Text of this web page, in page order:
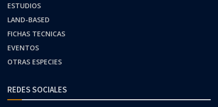
ESTUDIOS
LAND-BASED
FICHAS TECNICAS
EVENTOS
OTRAS ESPECIES
REDES SOCIALES